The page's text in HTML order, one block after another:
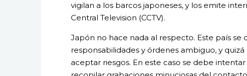
vigilan a los barcos japoneses, y los emite
Central Television (CCTV).
Japón no hace nada al respecto. Este país se
responsabilidades y órdenes ambiguo, y
aceptar riesgos. En este caso se debe